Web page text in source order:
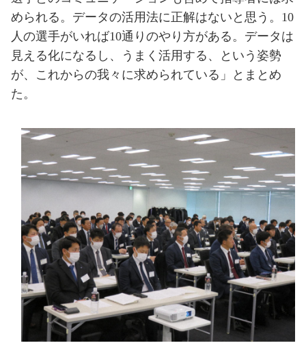
められる。データの活用法に正解はないと思う。 10
人の選手がいれば10通りのやり方がある。データは
見える化になるし、うまく活用する、という姿勢
が、これからの我々に求められている」とまとめ
た。